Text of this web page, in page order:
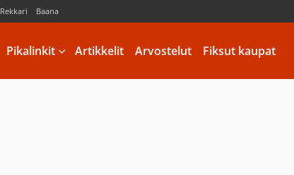
Rekkari Baana
Pikalinkit Artikkelit Arvostelut Fiksut kaupat